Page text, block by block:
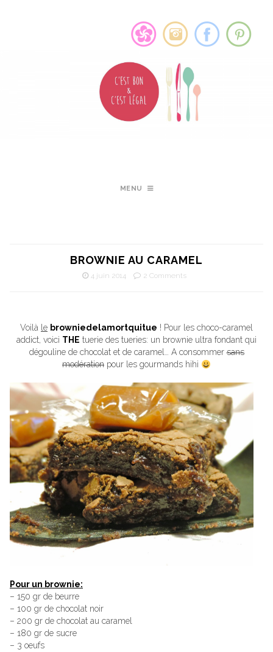
MENU
BROWNIE AU CARAMEL
4 juin 2014 2 Comments
Voilà le browniedelamortquitue ! Pour les choco-caramel
addict, voici THE tuerie des tueries: un brownie ultra fondant qui
dégouline de chocolat et de caramel… A consommersans
modération pour les gourmands hihi
Pour un brownie:
– 150 gr de beurre
– 100 gr de chocolat noir
– 200 gr de chocolat au caramel
– 180 gr de sucre
– 3 oeufs